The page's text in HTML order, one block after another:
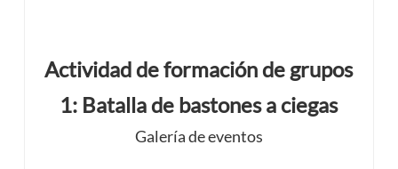
Actividad de formación de grupos
1: Batalla de bastones a ciegas
Galería de eventos